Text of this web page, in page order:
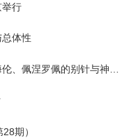
举行
体性
涅罗佩的别针与神秘入侵者
期）